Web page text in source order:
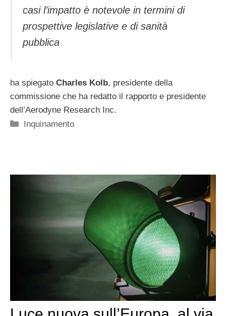
casi l’impatto è notevole in termini di
prospettive legislative e di sanità
pubblica
ha spiegato Charles Kolb, presidente della
commissione che ha redatto il rapporto e presidente
dell’Aerodyne Research Inc.
Categorie
Inquinamento